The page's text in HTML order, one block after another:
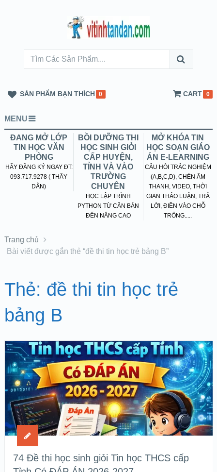
SẢN PHẨM BẠN THÍCH 0 CART 0
MENU
ĐANG MỞ LỚP
TIN HỌC VĂN
PHÒNG
HÃY ĐĂNG KÝ NGAY ĐT:
093.717.9278 ( THẦY
DÂN)
BỒI DƯỠNG THI
HỌC SINH GIỎI
CẤP HUYỆN,
TỈNH VÀ VÀO
TRƯỜNG
CHUYÊN
HỌC LẬP TRÌNH
PYTHON TỪ CĂN BẢN
ĐẾN NÂNG CAO
MỞ KHÓA TIN
HỌC SOẠN GIÁO
ÁN E-LEARNING
CÂU HỎI TRẮC NGHIỆM
(A,B,C,D), CHÈN ÂM
THANH, VIDEO, THỜI
GIAN THẢO LUẬN, TRẢ
LỜI, ĐIỀN VÀO CHỖ
TRỐNG.....
Trang chủ
Bài viết được gắn thẻ “đề thi tin học trẻ bảng B”
Thẻ: đề thi tin học trẻ
bảng B
74 Đề thi học sinh giỏi Tin học THCS cấp